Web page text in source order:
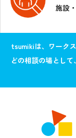
施設
tsumikiは、ワーク
どの相談の場とし